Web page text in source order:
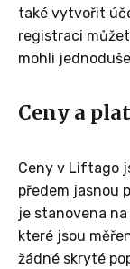
také vytvořit
registraci
mohli
Ceny a
Ceny v Liftago
předem jasnou
je stanovena
které jsou
žádné skryté